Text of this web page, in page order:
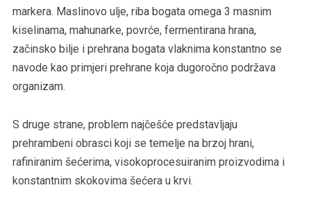
markera. Maslinovo ulje, riba bogata omega 3 masnim
kiselinama, mahunarke, povrće, fermentirana hrana,
začinsko bilje i prehrana bogata vlaknima konstantno se
navode kao primjeri prehrane koja dugoročno podržava
organizam.
S druge strane, problem najčešće predstavljaju
prehrambeni obrasci koji se temelje na brzoj hrani,
rafiniranim šećerima, visokoprocesuiranim proizvodima i
konstantnim skokovima šećera u krvi.